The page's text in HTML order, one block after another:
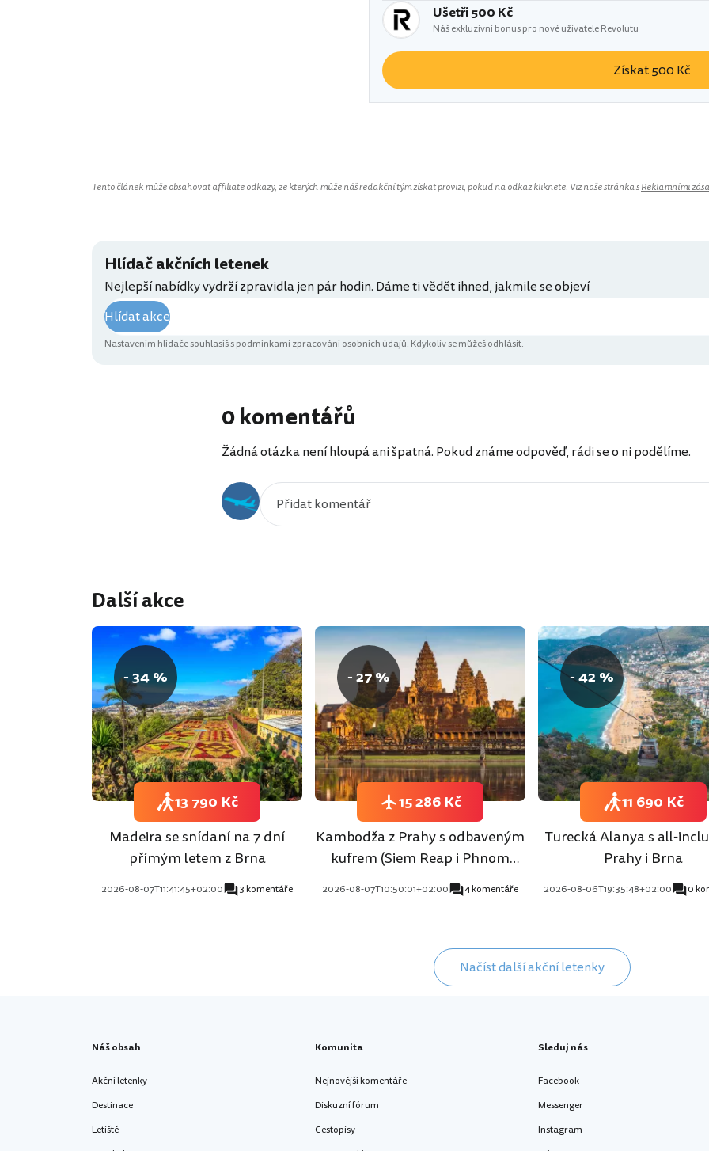
Ušetři 500 Kč
Náš exkluzivní bonus pro nové uživatele Revolutu
Získat 500 Kč
Tento článek může obsahovat affiliate odkazy, ze kterých může náš redakční tým získat provizi, pokud na odkaz kliknete. Viz naše stránka sReklamními
Hlídač akčních letenek
Nejlepší nabídky vydrží zpravidla jen pár hodin. Dáme ti vědět ihned, jakmile se objeví
Hlídat akce
Nastavením hlídače souhlasíš spodmínkami zpracování osobních údajů. Kdykoliv se můžeš odhlásit.
0 komentářů
Žádná otázka není hloupá ani špatná. Pokud známe odpověď, rádi se o ni podělíme.
Další akce
- 34 %
Madeira se snídaní na 7 dní
přímým letem z Brna
2026-08-07T11:41:45+02:00 3 komentáře
13 790 Kč
- 27 %
Kambodža z Prahy s odbaveným
kufrem (Siem Reap i Phnom
2026-08-07T10:50:01+02:00 4 komentáře
15 286 Kč
- 42 %
Turecká Alanya s all-
Prahy i Brna
2026-08-06T19:35:48+02:00 0
11 690 Kč
Načíst další akční letenky
Náš obsah
Akční letenky
Destinace
Letiště
Komunita
Nejnovější komentáře
Diskuzní fórum
Cestopisy
Sleduj nás
Facebook
Messenger
Instagram